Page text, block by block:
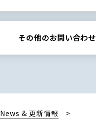
その他のお問い合わせ
News & 更新情報